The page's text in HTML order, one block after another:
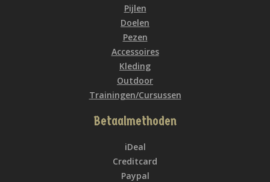
Pijlen
Doelen
Pezen
Accessoires
Kleding
Outdoor
Trainingen/Cursussen
Betaalmethoden
iDeal
Creditcard
Paypal